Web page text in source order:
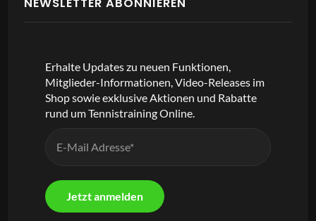
Erhalte Updates zu neuen Funktionen,
Mitglieder-Informationen, Video-Releases im
Shop sowie exklusive Aktionen und Rabatte
rund um Tennistraining Online.